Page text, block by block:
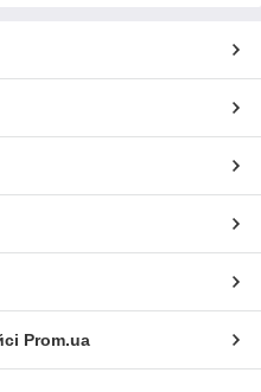
Prom.ua